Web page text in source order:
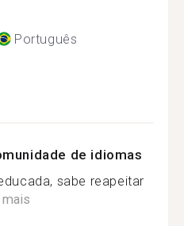
Português
de idiomas
sabe reapeitar
mais